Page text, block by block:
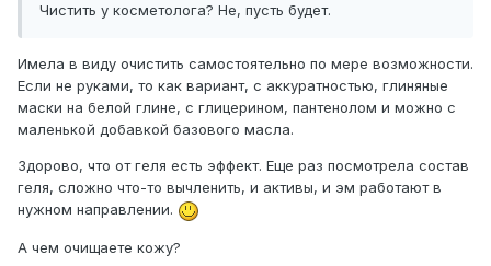
Чистить у косметолога? Не, пусть будет.
Имела в виду очистить самостоятельно по мере возможности.
Если не руками, то как вариант, с аккуратностью, глиняные
маски на белой глине, с глицерином, пантенолом и можно с
маленькой добавкой базового масла.
Здорово, что от геля есть эффект. Еще раз посмотрела состав
геля, сложно что-то вычленить, и активы, и эм работают в
нужном направлении.
А чем очищаете кожу?